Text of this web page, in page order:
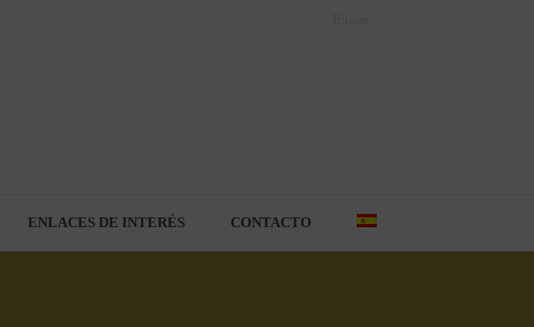
ENLACES DE INTERÉS CONTACTO